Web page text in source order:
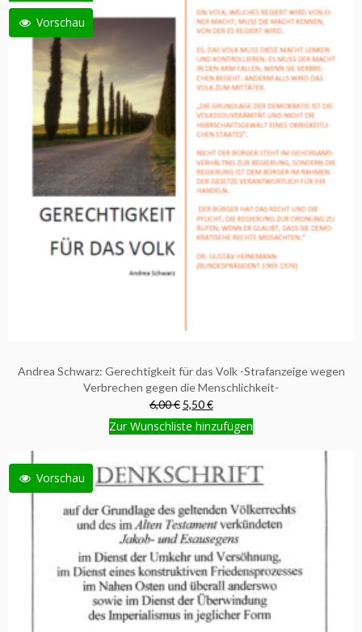
Vorschau
Andrea Schwarz: Gerechtigkeit für das Volk -Strafanzeige wegen
Verbrechen gegen die Menschlichkeit-
6,00 € 5,50 €
Zur Wunschliste hinzufügen
Vorschau